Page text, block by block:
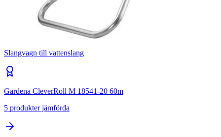
Slangvagn till vattenslang
Gardena CleverRoll M 18541-20 60m
5 produkter jämförda